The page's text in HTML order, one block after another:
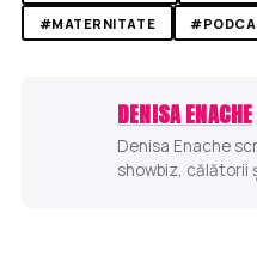
#MATERNITATE
DENISA ENACHE
Denisa Enache
showbiz, călătorii